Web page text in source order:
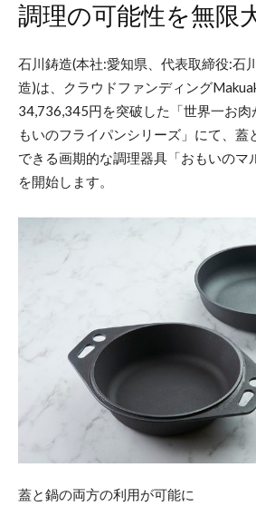
調理の可能性を無限
石川鋳造(本社:愛知県、代表取締役:石
造)は、クラウドファンディング
34,736,345円を突破した「世界一お
もいのフライパンシリーズ」にて、蓋
できる画期的な調理器具「おもいのマ
を開始します。
蓋と鍋の両方の利用が可能に